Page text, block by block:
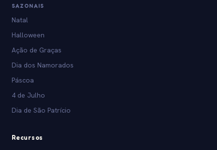
SAZONAIS
Natal
Halloween
Ação de Graças
Dia dos Namorados
Páscoa
4 de Julho
Dia de São Patrício
Recursos